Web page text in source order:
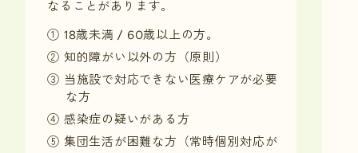
なることがあります。
① 18歳未満 / 60歳以上の方。
② 知的障がい以外の方（原則）
③ 当施設で対応できない医療ケアが必要
な方
④ 感染症の疑いがある方
⑤ 集団生活が困難な方（常時個別対応が